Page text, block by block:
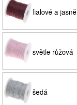
fialové a jasně
drahokamu
světle růžová
šedá